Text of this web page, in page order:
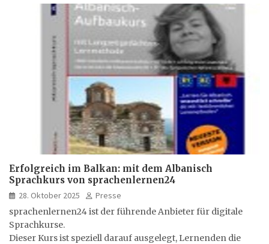
Erfolgreich im Balkan: mit dem Albanisch
Sprachkurs von sprachenlernen24
28. Oktober 2025
Presse
sprachenlernen24 ist der führende Anbieter für digitale
Sprachkurse.
Dieser Kurs ist speziell darauf ausgelegt, Lernenden die